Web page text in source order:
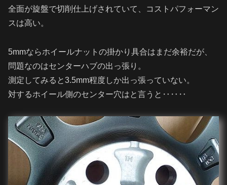
全面が旋盤で切削仕上げされていて、コストパフォーマン
スは高い。
5mmならホイールナットの掛かり具合はまだ余裕だが、
問題なのはセンターハブの出っ張り。
測定してみると3.5mm程度しか出っ張っていない。
対するホイール側のセンター穴はと言うと‥‥‥